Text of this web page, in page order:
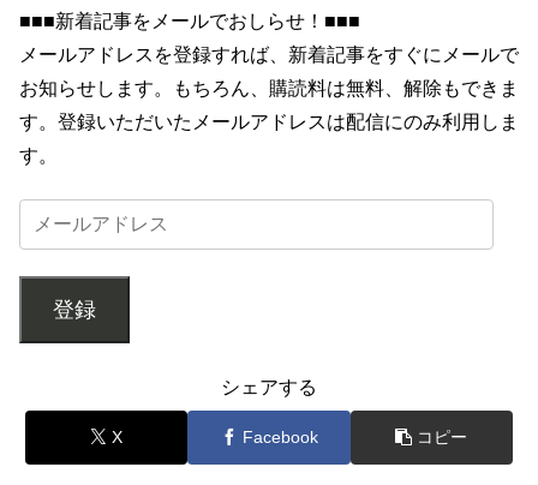
■■■新着記事をメールでおしらせ！■■■
メールアドレスを登録すれば、新着記事をすぐにメールで
お知らせします。もちろん、購読料は無料、解除もできま
す。登録いただいたメールアドレスは配信にのみ利用しま
す。
登録
シェアする
X Facebook コピー